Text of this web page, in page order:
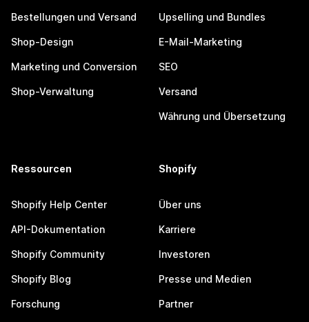
Bestellungen und Versand
Shop-Design
Marketing und Conversion
Shop-Verwaltung
Upselling und Bundles
E-Mail-Marketing
SEO
Versand
Währung und Übersetzung
Ressourcen
Shopify Help Center
API-Dokumentation
Shopify Community
Shopify Blog
Forschung
Shopify
Über uns
Karriere
Investoren
Presse und Medien
Partner